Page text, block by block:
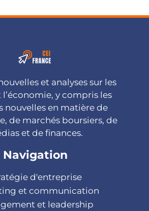
et analyses sur les
l’économie, y compris les
nouvelles en matière de
de marchés boursiers, de
et de finances.
Navigation
d'entreprise
et communication
et leadership